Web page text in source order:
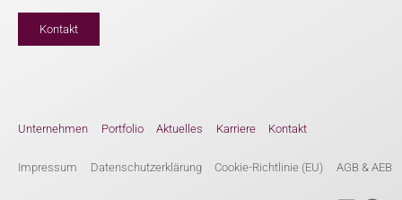
Kontakt
Unternehmen Portfolio Aktuelles Karriere Kontakt
Impressum Datenschutzerklärung Cookie-Richtlinie (EU) AGB & AEB